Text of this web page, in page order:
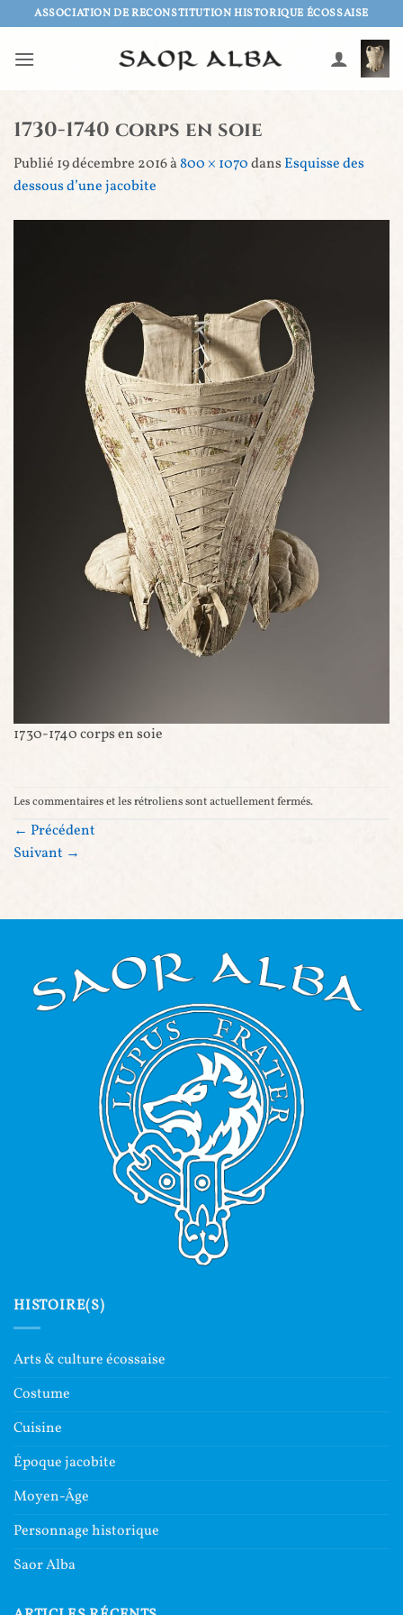
Passer
au
contenu
ASSOCIATION DE RECONSTITUTION HISTORIQUE ÉCOSSAISE
1730-1740 corps en soie
Publié 19 décembre 2016à800 × 1070dans Esquisse des
dessous d’une jacobite
1730-1740 corps en soie
Les commentaires et les rétroliens sont actuellement fermés.
← Précédent
Suivant →
HISTOIRE(S)
Arts & culture écossaise
Costume
Cuisine
Époque jacobite
Moyen-Âge
Personnage historique
Saor Alba